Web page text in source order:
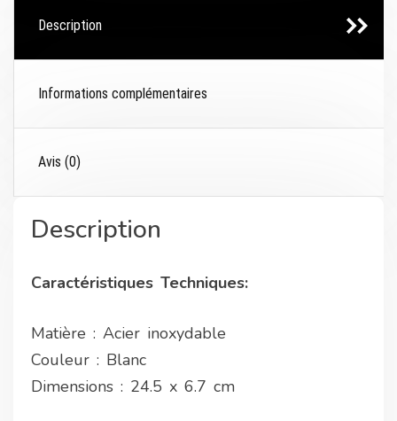
Description
Informations complémentaires
Avis (0)
Description
Caractéristiques Techniques:
Matière : Acier inoxydable
Couleur : Blanc
Dimensions : 24.5 x 6.7 cm